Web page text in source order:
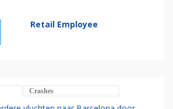
Retail Employee
Crashes